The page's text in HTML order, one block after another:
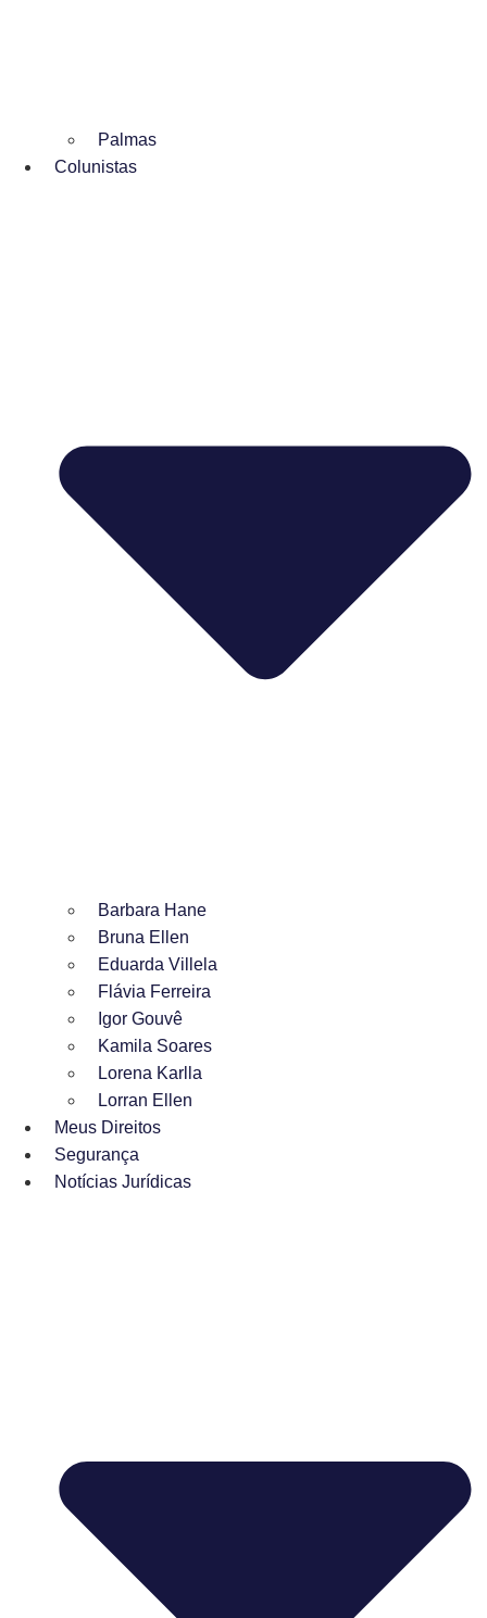
Palmas
Colunistas
Barbara Hane
Bruna Ellen
Eduarda Villela
Flávia Ferreira
Igor Gouvê
Kamila Soares
Lorena Karlla
Lorran Ellen
Meus Direitos
Segurança
Notícias Jurídicas